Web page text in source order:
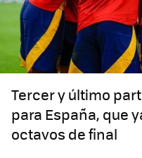
Tercer y último
para España, que
octavos de final